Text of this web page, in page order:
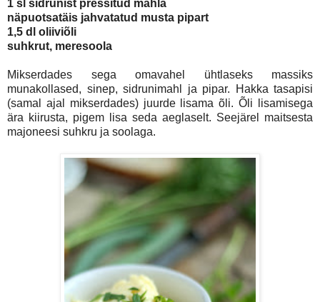
1 sl sidrunist pressitud mahla
näpuotsatäis jahvatatud musta pipart
1,5 dl oliiviõli
suhkrut, meresoola
Mikserdades sega omavahel ühtlaseks massiks
munakollased, sinep, sidrunimahl ja pipar. Hakka tasapisi
(samal ajal mikserdades) juurde lisama õli. Õli lisamisega
ära kiirusta, pigem lisa seda aeglaselt. Seejärel maitsesta
majoneesi suhkru ja soolaga.